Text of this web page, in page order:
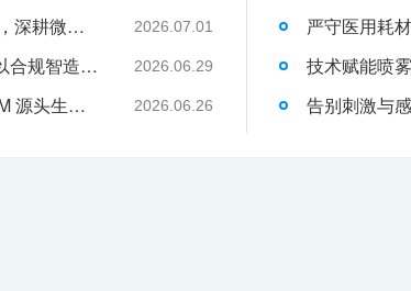
武汉耦合医学：聚焦一次性切口保护套OEM，深耕微创耗材定制代工领域 2026.07.01
液体伤口敷料代工行业升级，武汉耦合医学以合规智造赋能品牌发展 2026.06.29
武汉耦合医学｜专业二类妇科凝胶 OEM/ODM 源头生产厂家 2026.06.26